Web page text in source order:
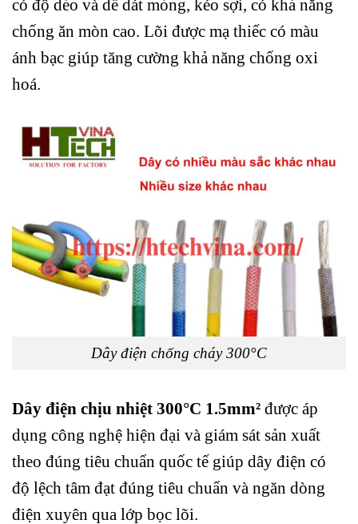
có độ dẻo và dễ dát mỏng, kéo sợi, có khả năng
chống ăn mòn cao. Lõi được mạ thiếc có màu
ánh bạc giúp tăng cường khả năng chống oxi
hoá.
Dây điện chống cháy 300°C
Dây điện chịu nhiệt 300°C 1.5mm² được áp
dụng công nghệ hiện đại và giám sát sản xuất
theo đúng tiêu chuẩn quốc tế giúp dây điện có
độ lệch tâm đạt đúng tiêu chuẩn và ngăn dòng
điện xuyên qua lớp bọc lõi.